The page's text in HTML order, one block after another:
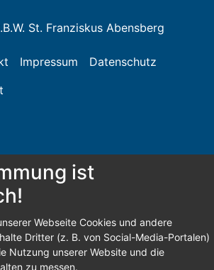
St. Franziskus Abensberg
Impressum
Datenschutz
ist
Webseite Cookies und andere
Dritter (z. B. von Social-Media-Portalen)
Nutzung unserer Website und die
zu messen.